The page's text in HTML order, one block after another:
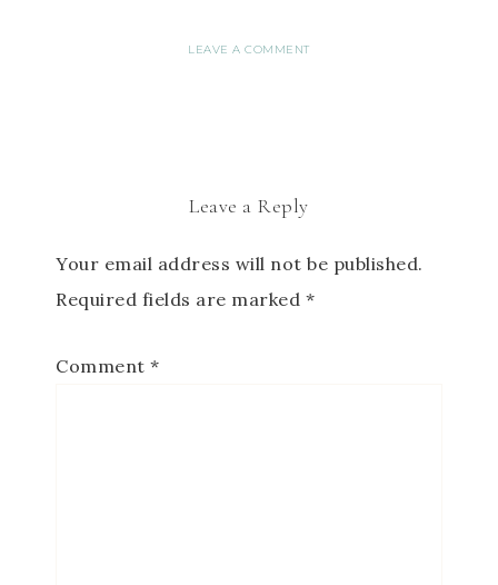
LEAVE A COMMENT
Leave a Reply
Your email address will not be published.
Required fields are marked *
Comment *